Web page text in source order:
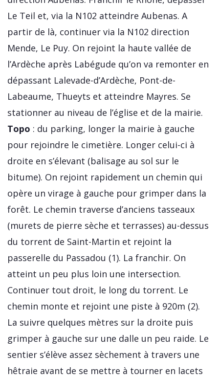
Le Teil et, via la N102 atteindre Aubenas. A
partir de là, continuer via la N102 direction
Mende, Le Puy. On rejoint la haute vallée de
l’Ardèche après Labégude qu’on va remonter en
dépassant Lalevade-d’Ardèche, Pont-de-
Labeaume, Thueyts et atteindre Mayres. Se
stationner au niveau de l’église et de la mairie.
Topo : du parking, longer la mairie à gauche
pour rejoindre le cimetière. Longer celui-ci à
droite en s’élevant (balisage au sol sur le
bitume). On rejoint rapidement un chemin qui
opère un virage à gauche pour grimper dans la
forêt. Le chemin traverse d’anciens tasseaux
(murets de pierre sèche et terrasses) au-dessus
du torrent de Saint-Martin et rejoint la
passerelle du Passadou (1). La franchir. On
atteint un peu plus loin une intersection.
Continuer tout droit, le long du torrent. Le
chemin monte et rejoint une piste à 920m (2).
La suivre quelques mètres sur la droite puis
grimper à gauche sur une dalle un peu raide. Le
sentier s’élève assez sèchement à travers une
hêtraie avant de se mettre à tourner en lacets